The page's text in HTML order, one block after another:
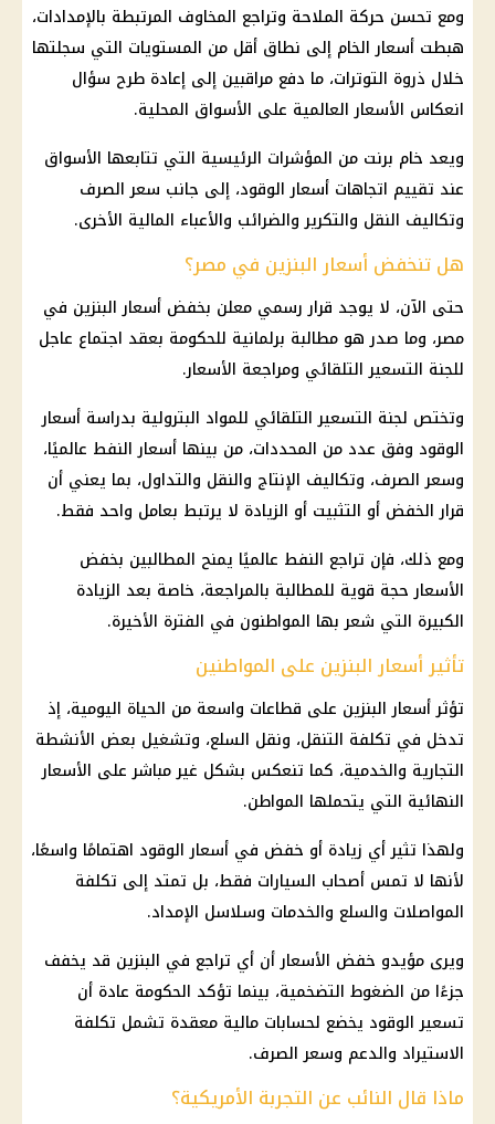
ومع تحسن حركة الملاحة وتراجع المخاوف المرتبطة بالإمدادات،
هبطت أسعار الخام إلى نطاق أقل من المستويات التي سجلتها
خلال ذروة التوترات، ما دفع مراقبين إلى إعادة طرح سؤال
انعكاس الأسعار العالمية على الأسواق المحلية.
ويعد خام برنت من المؤشرات الرئيسية التي تتابعها الأسواق
عند تقييم اتجاهات أسعار الوقود، إلى جانب سعر الصرف
وتكاليف النقل والتكرير والضرائب والأعباء المالية الأخرى.
هل تنخفض أسعار البنزين في مصر؟
حتى الآن، لا يوجد قرار رسمي معلن بخفض أسعار البنزين في
مصر، وما صدر هو مطالبة برلمانية للحكومة بعقد اجتماع عاجل
للجنة التسعير التلقائي ومراجعة الأسعار.
وتختص لجنة التسعير التلقائي للمواد البترولية بدراسة أسعار
الوقود وفق عدد من المحددات، من بينها أسعار النفط عالميًا،
وسعر الصرف، وتكاليف الإنتاج والنقل والتداول، بما يعني أن
قرار الخفض أو التثبيت أو الزيادة لا يرتبط بعامل واحد فقط.
ومع ذلك، فإن تراجع النفط عالميًا يمنح المطالبين بخفض
الأسعار حجة قوية للمطالبة بالمراجعة، خاصة بعد الزيادة
الكبيرة التي شعر بها المواطنون في الفترة الأخيرة.
تأثير أسعار البنزين على المواطنين
تؤثر أسعار البنزين على قطاعات واسعة من الحياة اليومية، إذ
تدخل في تكلفة التنقل، ونقل السلع، وتشغيل بعض الأنشطة
التجارية والخدمية، كما تنعكس بشكل غير مباشر على الأسعار
النهائية التي يتحملها المواطن.
ولهذا تثير أي زيادة أو خفض في أسعار الوقود اهتمامًا واسعًا،
لأنها لا تمس أصحاب السيارات فقط، بل تمتد إلى تكلفة
المواصلات والسلع والخدمات وسلاسل الإمداد.
ويرى مؤيدو خفض الأسعار أن أي تراجع في البنزين قد يخفف
جزءًا من الضغوط التضخمية، بينما تؤكد الحكومة عادة أن
تسعير الوقود يخضع لحسابات مالية معقدة تشمل تكلفة
الاستيراد والدعم وسعر الصرف.
ماذا قال النائب عن التجربة الأمريكية؟